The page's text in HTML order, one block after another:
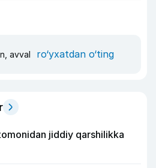
avval ro‘yxatdan o‘ting
jiddiy qarshilikka